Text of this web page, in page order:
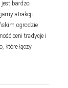
jest bardzo
atrakcji
ogrodzie
ceni tradycje i
które łączy